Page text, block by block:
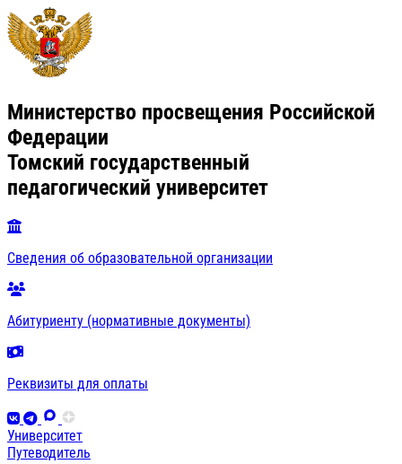
Министерство просвещения Российской
Федерации
Томский государственный
педагогический университет
Сведения об образовательной организации
Абитуриенту (нормативные документы)
Реквизиты для оплаты
Университет
Путеводитель